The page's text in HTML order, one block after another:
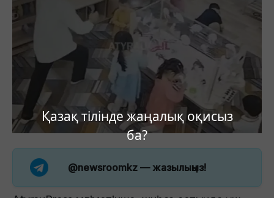
Қазақ тілінде жаңалық оқисыз
ба?
@newsroomkz — жазылыңыз!